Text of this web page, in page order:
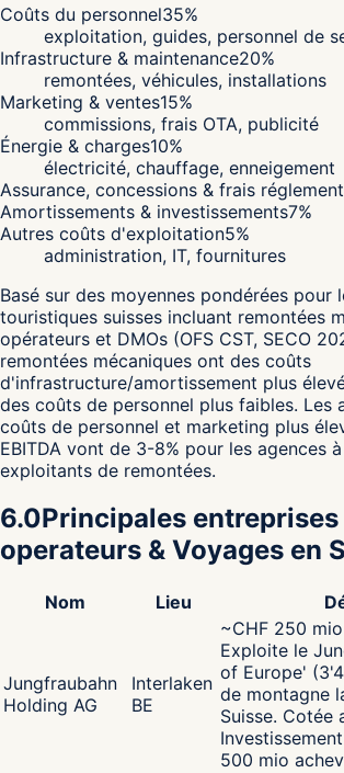
Coûts du personnel35%
exploitation, guides, personnel de
Infrastructure & maintenance20%
remontées, véhicules, installations
Marketing & ventes15%
commissions, frais OTA, publicité
Énergie & charges10%
électricité, chauffage, enneigement
Assurance, concessions & frais
Amortissements & investissements7%
Autres coûts d'exploitation5%
administration, IT, fournitures
Basé sur des moyennes pondérées pour
touristiques suisses incluant remontées
opérateurs et DMOs (OFS CST, SECO
remontées mécaniques ont des coûts
d'infrastructure/amortissement plus
des coûts de personnel plus faibles. Les
coûts de personnel et marketing plus
EBITDA vont de 3-8% pour les agences
exploitants de remontées.
6.0Principales
operateurs & Voyages en
Nom Lieu
Jungfraubahn
Holding AG
Interlaken
BE
~CHF 250
Exploite le
of Europe'
de montagne
Suisse. Cotée
500 mio